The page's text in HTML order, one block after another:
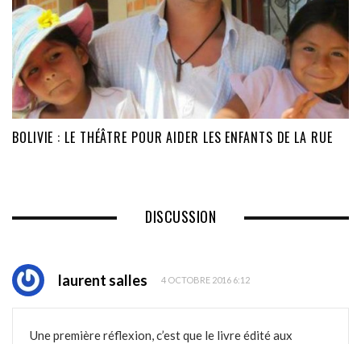
BOLIVIE : LE THÉÂTRE POUR AIDER LES ENFANTS DE LA RUE
DISCUSSION
laurent salles 4 OCTOBRE 2016 6:12
Une première réflexion, c’est que le livre édité aux